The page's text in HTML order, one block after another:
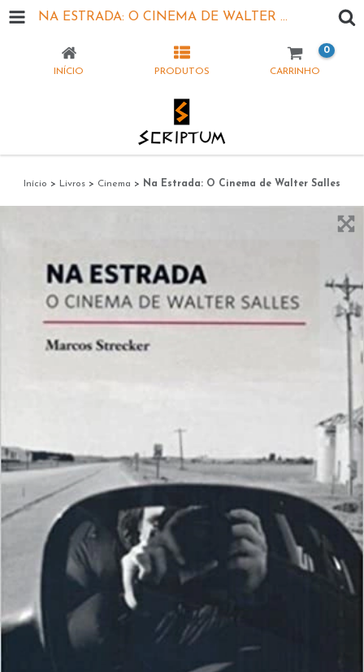
NA ESTRADA: O CINEMA DE WALTER SALLES
INÍCIO PRODUTOS CARRINHO
0
Início > Livros > Cinema > Na Estrada: O Cinema de Walter Salles